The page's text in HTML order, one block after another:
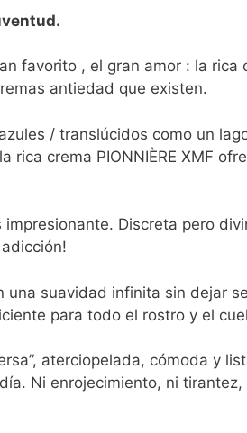
favorito , el gran amor : la rica
antiedad que existen.
/ translúcidos como un
rica crema PIONNIÈRE XMF
Discreta pero
suavidad infinita sin dejar
para todo el rostro y el
aterciopelada, cómoda y
Ni enrojecimiento, ni